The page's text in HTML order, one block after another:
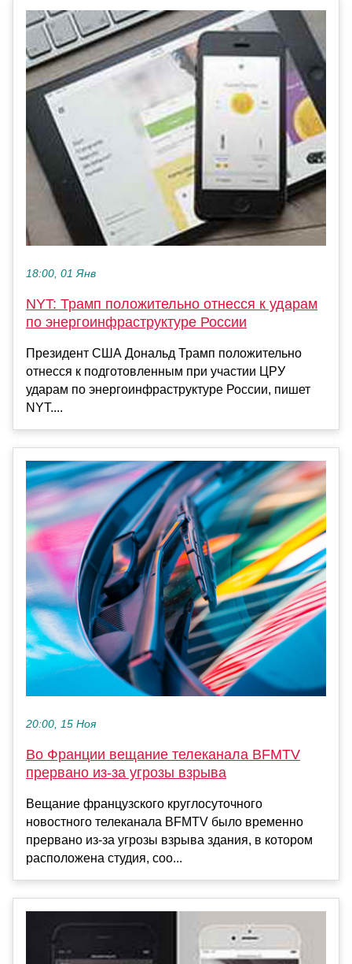
18:00, 01 Янв
NYT: Трамп положительно отнесся к ударам
по энергоинфраструктуре России
Президент США Дональд Трамп положительно
отнесся к подготовленным при участии ЦРУ
ударам по энергоинфраструктуре России, пишет
NYT....
20:00, 15 Ноя
Во Франции вещание телеканала BFMTV
прервано из-за угрозы взрыва
Вещание французского круглосуточного
новостного телеканала BFMTV было временно
прервано из-за угрозы взрыва здания, в котором
расположена студия, соо...